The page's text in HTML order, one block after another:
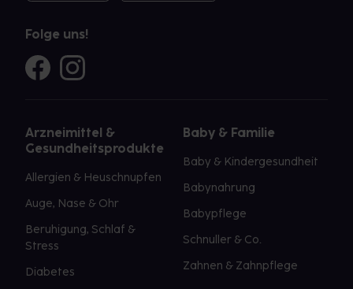
Folge uns!
Arzneimittel &
Gesundheitsprodukte
Allergien & Heuschnupfen
Auge, Nase & Ohr
Beruhigung, Schlaf &
Stress
Diabetes
Baby & Familie
Baby & Kindergesundheit
Babynahrung
Babypflege
Schnuller & Co.
Zahnen & Zahnpflege